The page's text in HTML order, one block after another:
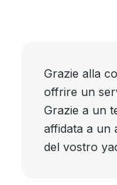
Grazie alla
offrire un
Grazie a un
affidata a un
del vostro